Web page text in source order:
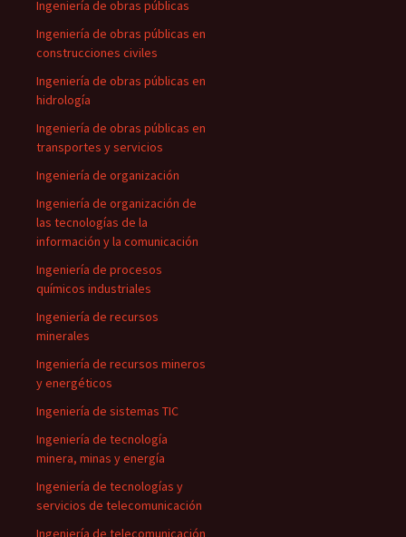
Ingeniería de obras públicas
Ingeniería de obras públicas en
construcciones civiles
Ingeniería de obras públicas en
hidrología
Ingeniería de obras públicas en
transportes y servicios
Ingeniería de organización
Ingeniería de organización de
las tecnologías de la
información y la comunicación
Ingeniería de procesos
químicos industriales
Ingeniería de recursos
minerales
Ingeniería de recursos mineros
y energéticos
Ingeniería de sistemas TIC
Ingeniería de tecnología
minera, minas y energía
Ingeniería de tecnologías y
servicios de telecomunicación
Ingeniería de telecomunicación